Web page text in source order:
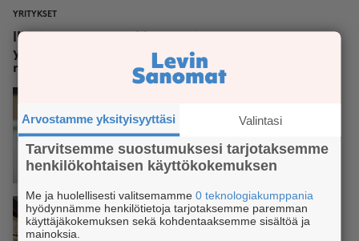
YRITYKSET
Iloisia uutisia napolilaisen pitsan
ystäville – Via Tribunali avaa
ravintolan Leville
YRITYKSET
Tunturi-Lapin paino muutti
Kolarista Kittilään
Arvostamme yksityisyyttäsi Valintasi
Tarvitsemme suostumuksesi tarjotaksemme
henkilökohtaisen käyttökokemuksen
Me ja huolellisesti valitsemamme0 teknologiakumppania
hyödynnämme henkilötietoja tarjotaksemme paremman
käyttäjäkokemuksen sekä kohdentaaksemme sisältöä ja
mainoksia.